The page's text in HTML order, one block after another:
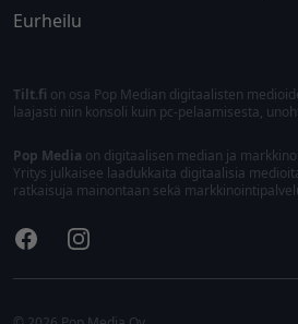
Eurheilu
Tilt.fi on osa Pop Median digitaalisten
laajasti niin konsoli kuin pc-pelaamisesta,
Pop Media on digitaalisen median ja
Yritys julkaisee laadukkaita digitaalisia
ratkaisuja mainontaan sekä
FacebookInstagram